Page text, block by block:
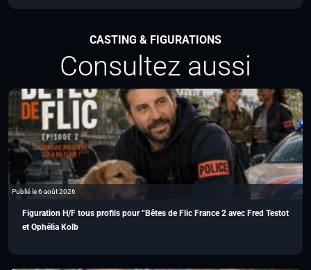
CASTING & FIGURATIONS
Consultez aussi
Publié le 6 août 2026
Figuration H/F tous profils pour “Bêtes de Flic France 2 avec Fred Testot
et Ophélia Kolb